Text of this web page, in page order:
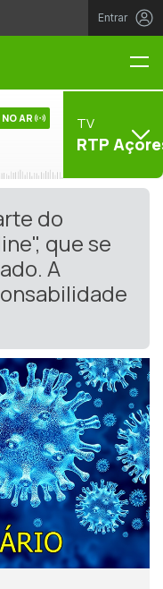
Entrar
NO AR TV
RTP
do
que se
A